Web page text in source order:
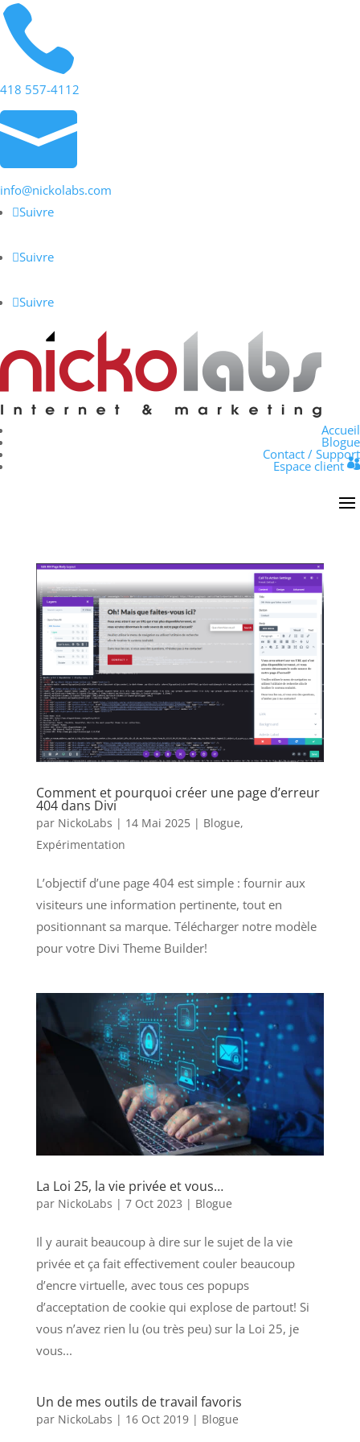

418 557-4112

info@nickolabs.com
Suivre
Suivre
Suivre
Accueil
Blogue
Contact / Support
Espace client
Comment et pourquoi créer une page d’erreur
404 dans Divi
par NickoLabs | 14 Mai 2025| Blogue,
Expérimentation
L’objectif d’une page 404 est simple : fournir aux
visiteurs une information pertinente, tout en
positionnant sa marque. Télécharger notre modèle
pour votre Divi Theme Builder!
La Loi 25, la vie privée et vous…
par NickoLabs | 7 Oct 2023 | Blogue
Il y aurait beaucoup à dire sur le sujet de la vie
privée et ça fait effectivement couler beaucoup
d’encre virtuelle, avec tous ces popups
d’acceptation de cookie qui explose de partout! Si
vous n’avez rien lu (ou très peu) sur la Loi 25, je
vous...
Un de mes outils de travail favoris
par NickoLabs | 16 Oct 2019| Blogue